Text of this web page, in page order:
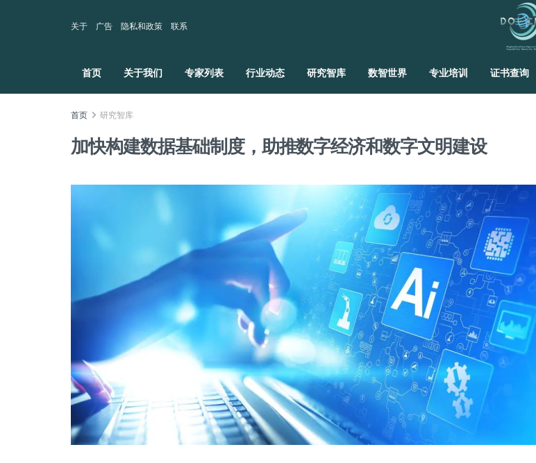
关于 广告 隐私和政策 联系
首页 关于我们 专家列表 行业动态 研究智库 数智世界 专业培训 证书查询
首页 研究智库
加快构建数据基础制度，助推数字经济和数字文明建设